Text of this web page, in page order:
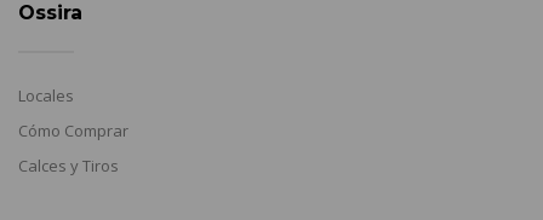
Ossira
Locales
Cómo Comprar
Calces y Tiros